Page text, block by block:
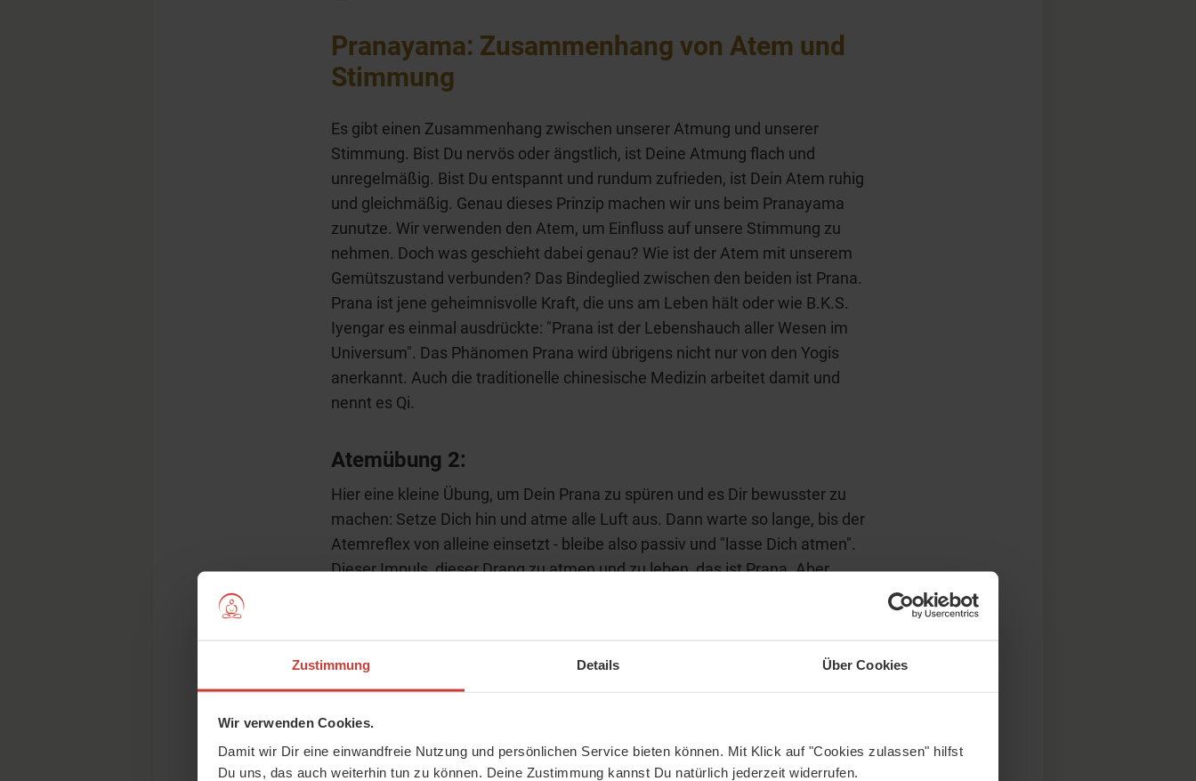
Zustimmung Details Über Cookies
Wir verwenden Cookies.
Damit wir Dir eine einwandfreie Nutzung und persönlichen Service bieten können. Mit Klick auf "Cookies zulassen" hilfst
Du uns, das auch weiterhin tun zu können. Deine Zustimmung kannst Du natürlich jederzeit widerrufen.
Pranayama: Zusammenhang von Atem und
Stimmung
Es gibt einen Zusammenhang zwischen unserer Atmung und unserer
Stimmung. Bist Du nervös oder ängstlich, ist Deine Atmung flach und
unregelmäßig. Bist Du entspannt und rundum zufrieden, ist Dein Atem ruhig
und gleichmäßig. Genau dieses Prinzip machen wir uns beim Pranayama
zunutze. Wir verwenden den Atem, um Einfluss auf unsere Stimmung zu
nehmen. Doch was geschieht dabei genau? Wie ist der Atem mit unserem
Gemütszustand verbunden? Das Bindeglied zwischen den beiden ist Prana.
Prana ist jene geheimnisvolle Kraft, die uns am Leben hält oder wie B.K.S.
Iyengar es einmal ausdrückte: "Prana ist der Lebenshauch aller Wesen im
Universum". Das Phänomen Prana wird übrigens nicht nur von den Yogis
anerkannt. Auch die traditionelle chinesische Medizin arbeitet damit und
nennt es Qi.
Atemübung 2:
Hier eine kleine Übung, um Dein Prana zu spüren und es Dir bewusster zu
machen: Setze Dich hin und atme alle Luft aus. Dann warte so lange, bis der
Atemreflex von alleine einsetzt - bleibe also passiv und "lasse Dich atmen".
Dieser Impuls, dieser Drang zu atmen und zu leben, das ist Prana. Aber
die kein Leben möglich wäre.
Pranayama = Atemübungen?